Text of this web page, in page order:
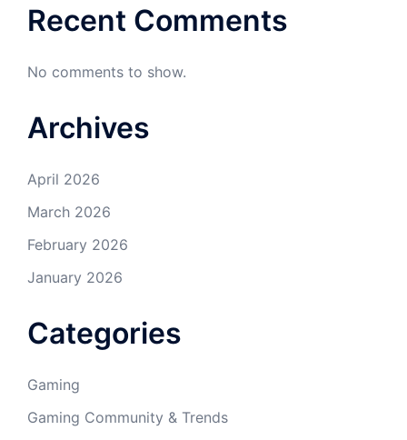
Recent Comments
No comments to show.
Archives
April 2026
March 2026
February 2026
January 2026
Categories
Gaming
Gaming Community & Trends